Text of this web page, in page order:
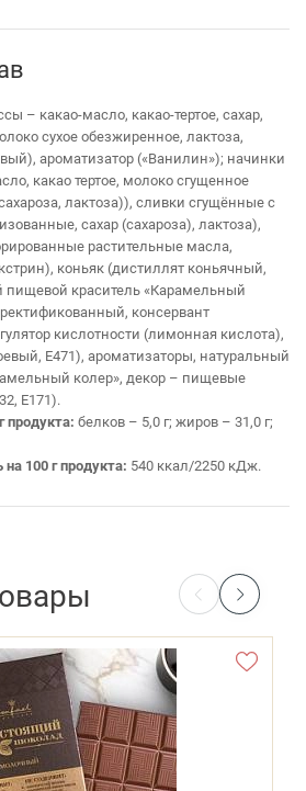
– какао-масло, какао-тертое, сахар,
сухое обезжиренное, лактоза,
ароматизатор («Ванилин»); начинки
какао тертое, молоко сгущенное
лактоза)), сливки сгущённые с
сахар (сахароза), лактоза),
растительные масла,
коньяк (дистиллят коньячный,
пищевой краситель «Карамельный
консервант
кислотности (лимонная кислота),
Е471), ароматизаторы, натуральный
колер», декор – пищевые
Е171).
продукта: белков – 5,0 г; жиров – 31,0 г;
100 г продукта: 540 ккал/2250 кДж.